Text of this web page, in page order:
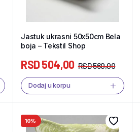
Jastuk ukrasni 50x50cm Bela
boja – Tekstil Shop
RSD560,00
RSD504,00
Dodaj u korpu
10%